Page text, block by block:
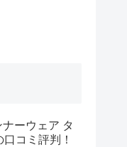
ーウェア タ
コミ評判！